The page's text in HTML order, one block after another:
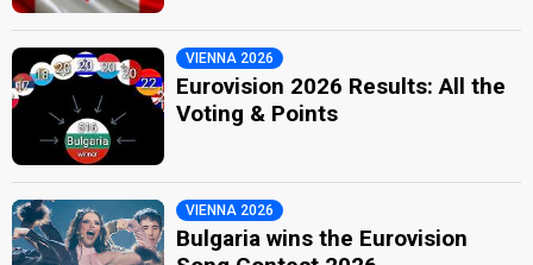
VIENNA 2026
Eurovision 2026 Results: All the
Voting & Points
VIENNA 2026
Bulgaria wins the Eurovision